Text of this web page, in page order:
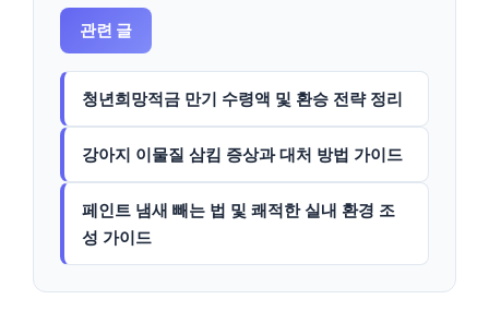
관련 글
청년희망적금 만기 수령액 및 환승 전략 정리
강아지 이물질 삼킴 증상과 대처 방법 가이드
페인트 냄새 빼는 법 및 쾌적한 실내 환경 조
성 가이드